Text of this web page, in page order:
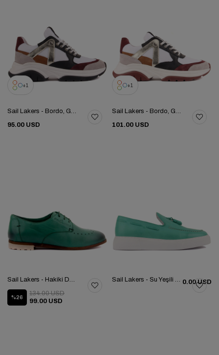
1
Sail Lakers - Bordo, Gri Süet, Siyah Deri Bağcıklı Kadın Günlük Ayakkabı 390-70400E5C
95.00 USD
1
Sail Lakers - Bordo, Gri Süet, Siyah Deri Bağcıklı Kadın Günlük Ayakkabı 390-70400E5C
101.00 USD
Sail Lakers - Hakiki Deri Yeşil Renk Kadın Günlük Ayakkabı 104-3021-72175
%26
99.00 USD
134.00 USD
Sail Lakers - Su Yeşili Deri Günlük Ayakkabı 101-8069-HE1065 0.00 USD